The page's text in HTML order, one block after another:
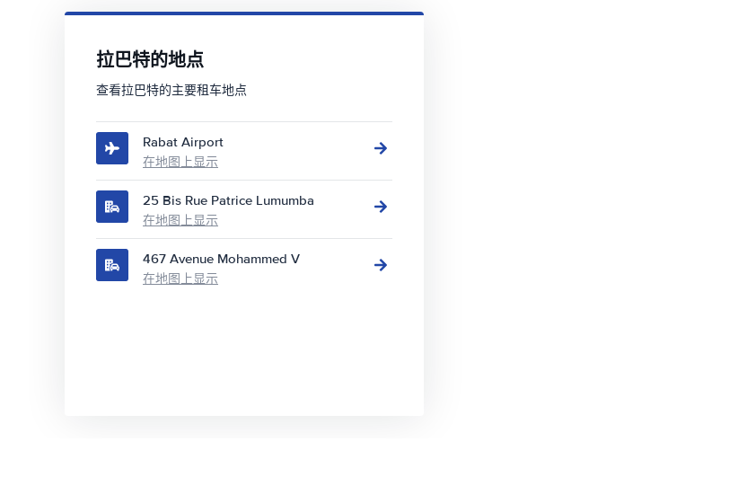
拉巴特的地点
查看拉巴特的主要租车地点
Rabat Airport
在地图上显示
25 Bis Rue Patrice Lumumba
在地图上显示
467 Avenue Mohammed V
在地图上显示